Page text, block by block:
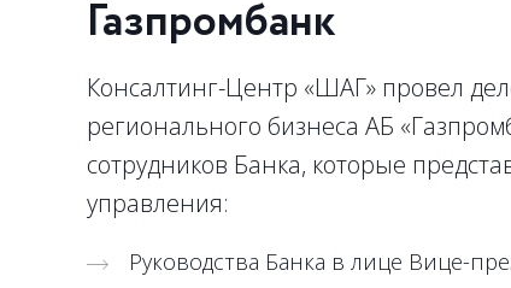
Газпромбанк
Консалтинг-Центр «ШАГ» провел
регионального бизнеса АБ
сотрудников Банка, которые
управления:
Руководства Банка в лице Вице-